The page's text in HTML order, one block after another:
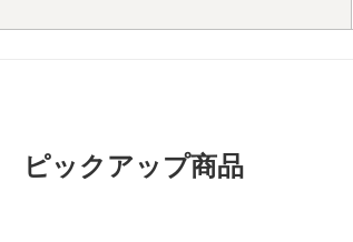
ピックアップ商品